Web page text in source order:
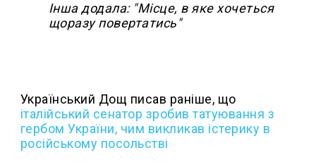
Інша додала: "Місце, в яке хочеться
щоразу повертатись"
Український Дощ писав раніше, що
італійський сенатор зробив татуювання з
гербом України, чим викликав істерику в
російському посольстві